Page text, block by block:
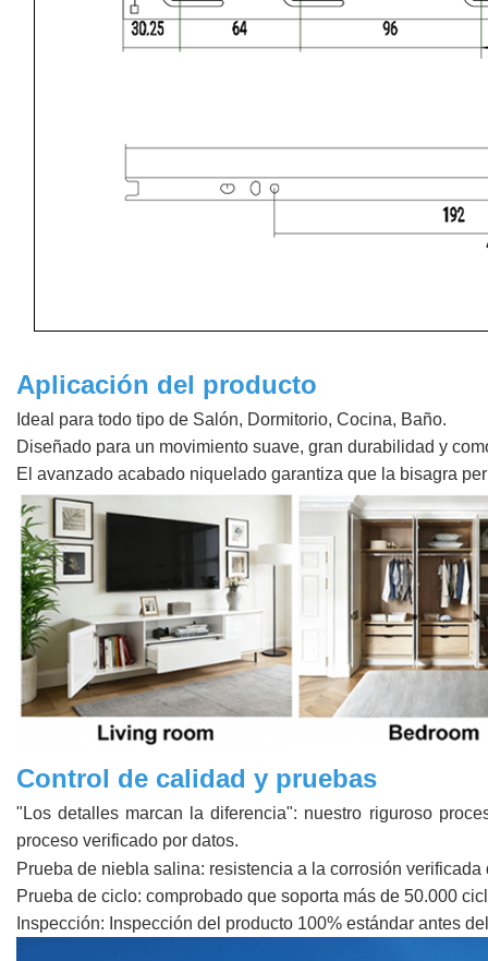
Aplicación del producto
Ideal para todo tipo de Salón, Dormitorio, Cocina, Baño.
Diseñado para un movimiento suave, gran durabilidad y
El avanzado acabado niquelado garantiza que la bisagra
Control de calidad y pruebas
"Los detalles marcan la diferencia": nuestro riguroso
proceso verificado por datos.
Prueba de niebla salina: resistencia a la corrosión verificada
Prueba de ciclo: comprobado que soporta más de 50.000
Inspección: Inspección del producto 100% estándar antes